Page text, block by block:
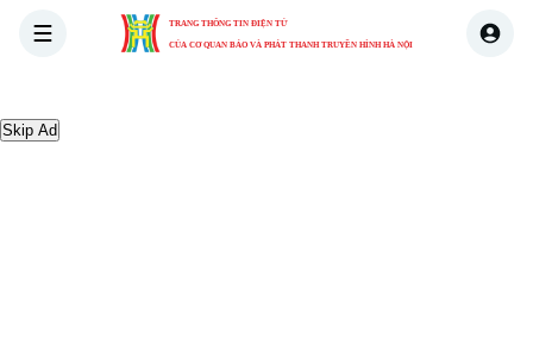
TRANG THÔNG TIN ĐIỆN TỬ
CỦA CƠ QUAN BÁO VÀ PHÁT THANH TRUYỀN HÌNH HÀ NỘI
Skip Ad